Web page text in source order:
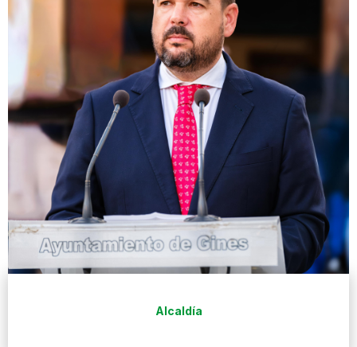
Alcaldía